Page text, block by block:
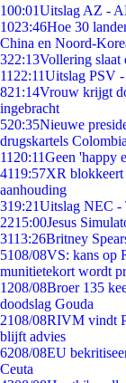
100:01Uitslag AZ -
1023:46Hoe 30
China en Noord-
322:13Vollering slaat
11 22:11Uitslag PSV
821:14Vrouw krijgt
ingebracht
520:35Nieuwe
drugskartels Colombia
11 20:11Geen 'happy
4119:57XR blokkeert
aanhouding
319:21Uitslag NEC -
2215:00Jesus
3113:26Britney
5108/08VS: kans op
munitietekort wordt
1208/08Broer 135
doodslag Gouda
2108/08RIVM vindt
blijft advies
6208/08EU
Ceuta